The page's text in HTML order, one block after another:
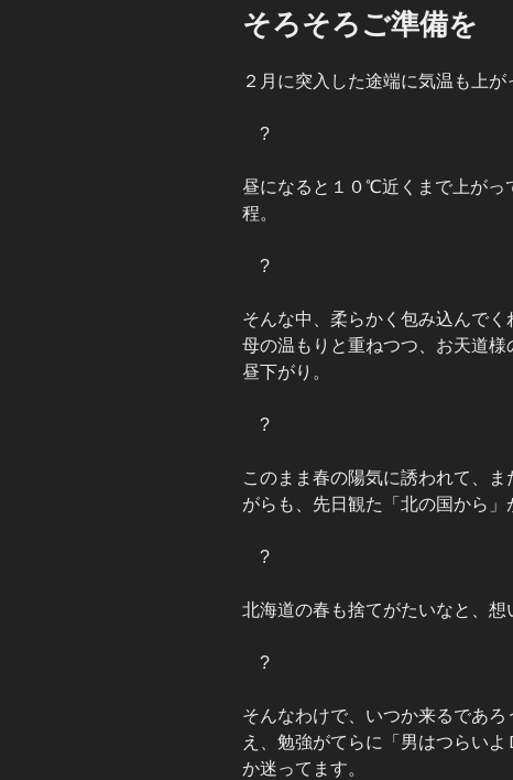
日:
そろそろご準備を
２月に突入した途端に気温も上が
?
昼になると１０℃近くまで上がっ
程。
?
そんな中、柔らかく包み込んで
母の温もりと重ねつつ、お天道
昼下がり。
?
このまま春の陽気に誘われて、
がらも、先日観た「北の国から」
?
北海道の春も捨てがたいなと、想
?
そんなわけで、いつか来るであ
え、勉強がてらに「男はつらい
か迷ってます。